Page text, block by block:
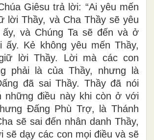
Giêsu trả lời: “Ai yêu mến
lời Thầy, và Cha Thầy sẽ yêu
và Chúng Ta sẽ đến và ở
ấy. Kẻ không yêu mến Thầy,
lời Thầy. Lời mà các con
phải là của Thầy, nhưng là
đã sai Thầy. Thầy đã nói
những điều này khi còn ở với
Ðấng Phù Trợ, là Thánh
sẽ sai đến nhân danh Thầy,
sẽ dạy các con mọi điều và sẽ